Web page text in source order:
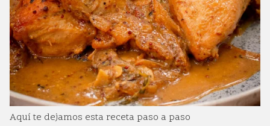
Aquí te dejamos esta receta paso a paso